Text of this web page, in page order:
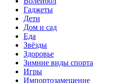
Гаджеты
Дети
Дом и сад
Еда
Звёзды
Здоровье
Зимние виды спорта
Игры
Импортозамещение